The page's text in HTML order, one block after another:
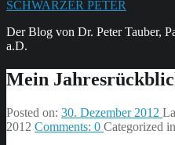
SCHWARZER PETER
Der Blog von Dr. Peter Tauber,
a.D.
Mein
Posted on: 30. Dezember 2012
2012 Comments: 0 Categorized